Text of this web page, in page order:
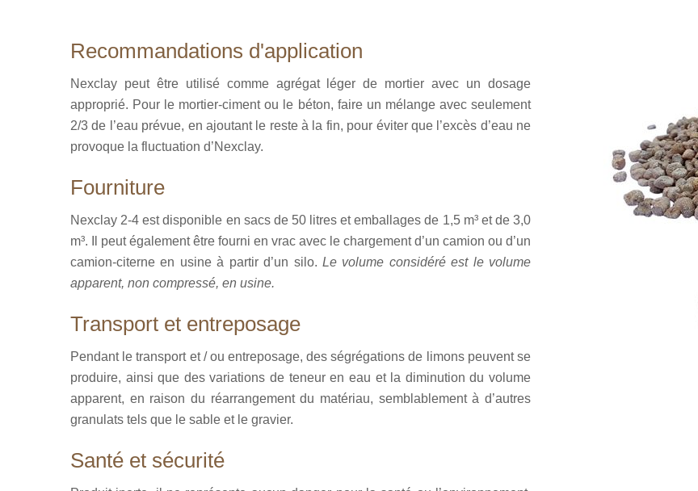
Recommandations d'application
Nexclay peut être utilisé comme agrégat léger de mortier avec un dosage
approprié. Pour le mortier-ciment ou le béton, faire un mélange avec seulement
2/3 de l’eau prévue, en ajoutant le reste à la fin, pour éviter que l’excès d’eau ne
provoque la fluctuation d’Nexclay.
Fourniture
Nexclay 2-4 est disponible en sacs de 50 litres et emballages de 1,5 m³ et de 3,0
m³. Il peut également être fourni en vrac avec le chargement d’un camion ou d’un
camion-citerne en usine à partir d’un silo. Le volume considéré est le volume
apparent, non compressé, en usine.
Transport et entreposage
Pendant le transport et / ou entreposage, des ségrégations de limons peuvent se
produire, ainsi que des variations de teneur en eau et la diminution du volume
apparent, en raison du réarrangement du matériau, semblablement à d’autres
granulats tels que le sable et le gravier.
Santé et sécurité